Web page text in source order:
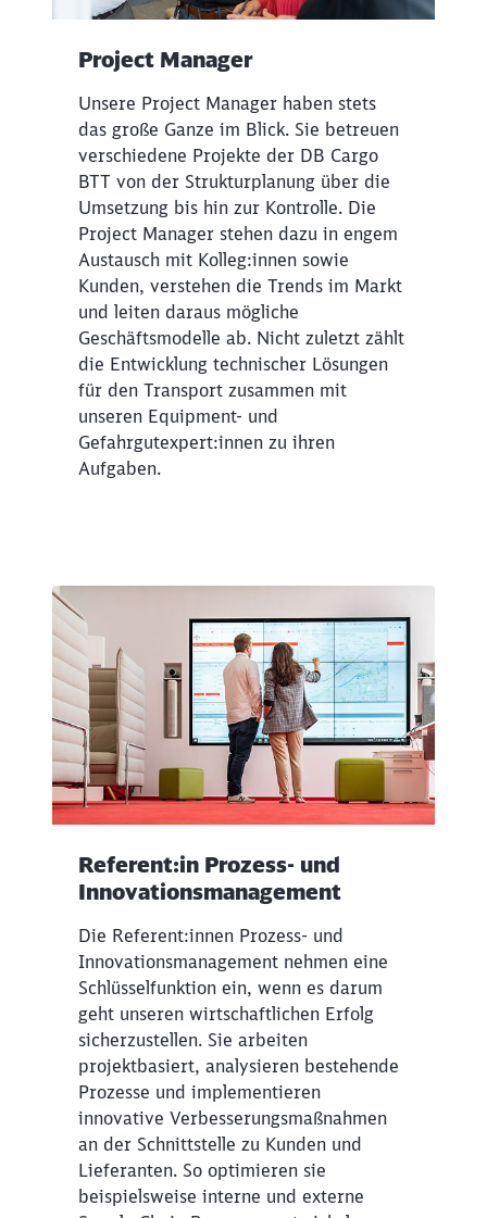
Project Manager
Unsere Project Manager haben stets
das große Ganze im Blick. Sie betreuen
verschiedene Projekte der DB Cargo
BTT von der Strukturplanung über die
Umsetzung bis hin zur Kontrolle. Die
Project Manager stehen dazu in engem
Austausch mit Kolleg:innen sowie
Kunden, verstehen die Trends im Markt
und leiten daraus mögliche
Geschäftsmodelle ab. Nicht zuletzt zählt
die Entwicklung technischer Lösungen
für den Transport zusammen mit
unseren Equipment- und
Gefahrgutexpert:innen zu ihren
Aufgaben.
Referent:in Prozess- und
Innovationsmanagement
Die Referent:innen Prozess- und
Innovationsmanagement nehmen eine
Schlüsselfunktion ein, wenn es darum
geht unseren wirtschaftlichen Erfolg
sicherzustellen. Sie arbeiten
projektbasiert, analysieren bestehende
Prozesse und implementieren
innovative Verbesserungsmaßnahmen
an der Schnittstelle zu Kunden und
Lieferanten. So optimieren sie
beispielsweise interne und externe
Schließen
Möchten Sie zuweitergeleitet
werden?
Abbrechen